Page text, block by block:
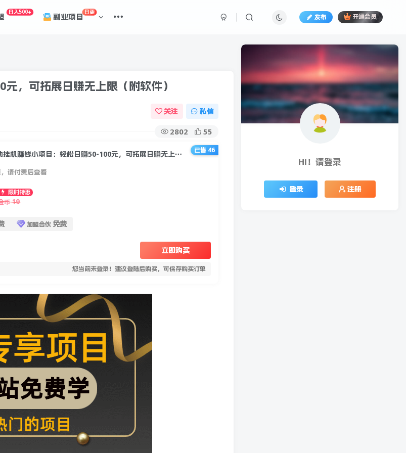
日入500+
副业项目
日更
发布 开通会员
，可拓展日赚无上限（附软件）
关注 私信
2802 55
（715期）全自动挂机赚钱小项目：轻松日赚50-100元，可拓展日赚无上限（附软件）
请付费后查看
限时特惠
币 19
加盟合伙 免费
立即购买
您当前未登录！建议登陆后购买，可保存购买订单
已售 46
HI！请登录
登录 注册